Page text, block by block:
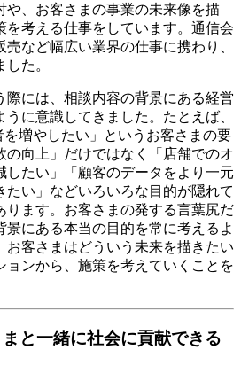
や、お客さまの事業の未来像を描
を考える仕事をしています。通信会
など幅広い業界の仕事に携わり、
た。
際には、相談内容の背景にある経営
に意識してきました。たとえば、
を増やしたい」というお客さまの要
の向上」だけではなく「店舗でのオ
したい」「顧客のデータをより一元
たい」などいろいろな目的が隠れて
ります。お客さまの発する言葉尻だ
景にある本当の目的を常に考えるよ
お客さまはどういう未来を描きたい
ョンから、施策を考えていくことを
と一緒に社会に貢献できる